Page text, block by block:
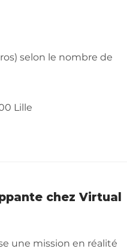
selon le nombre de
Lille
chez Virtual
une mission en réalité